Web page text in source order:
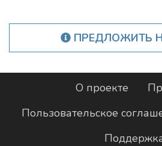
ПРЕДЛОЖИТЬ
О проекте
Пользовательское